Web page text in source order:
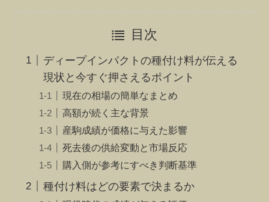
目次
ディープインパクトの種付け料が伝える
現状と今すぐ押さえるポイント
現在の相場の簡単なまとめ
高額が続く主な背景
産駒成績が価格に与えた影響
死去後の供給変動と市場反応
購入側が参考にすべき判断基準
種付け料はどの要素で決まるか